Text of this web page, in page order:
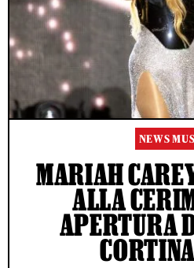
NEWS
MARIAH
ALLA
APERTURA